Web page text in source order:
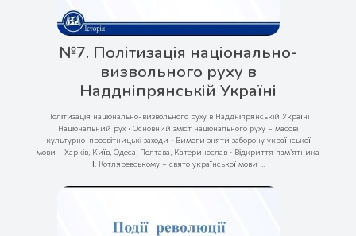
№7. Політизація національно-
визвольного руху в
Наддніпрянській Україні
Політизація національно-визвольного руху в Наддніпрянській Україні
Національний рух • Основний зміст національного руху – масові
культурно-просвітницькі заходи • Вимоги зняти заборону української
мови - Харків, Київ, Одеса, Полтава, Катеринослав • Відкриття памʹятника
І. Котляревському – свято української мови ...